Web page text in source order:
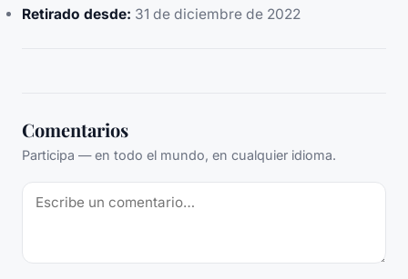
Retirado desde: 31 de diciembre de 2022
Comentarios
Participa — en todo el mundo, en cualquier idioma.